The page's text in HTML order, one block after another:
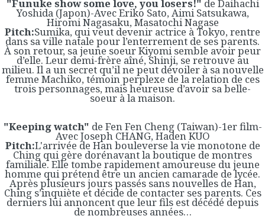
"Funuke show some love, you losers!" de Daihachi
Yoshida (Japon)-Avec Eriko Sato, Aimi Satsukawa,
Hiromi Nagasaku, Masatochi Nagase
Pitch:Sumika, qui veut devenir actrice à Tokyo, rentre
dans sa ville natale pour l’enterrement de ses parents.
À son retour, sa jeune soeur Kiyomi semble avoir peur
d’elle. Leur demi-frère aîné, Shinji, se retrouve au
milieu. Il a un secret qu’il ne peut dévoiler à sa nouvelle
femme Machiko, témoin perplexe de la relation de ces
trois personnages, mais heureuse d’avoir sa belle-
soeur à la maison.
"Keeping watch" de Fen Fen Cheng (Taiwan)-1er film-
Avec Joseph CHANG, Haden KUO
Pitch:L'arrivée de Han bouleverse la vie monotone de
Ching qui gère dorénavant la boutique de montres
familiale. Elle tombe rapidement amoureuse du jeune
homme qui prétend être un ancien camarade de lycée.
Après plusieurs jours passés sans nouvelles de Han,
Ching s’inquiète et décide de contacter ses parents. Ces
derniers lui annoncent que leur fils est décédé depuis
de nombreuses années…